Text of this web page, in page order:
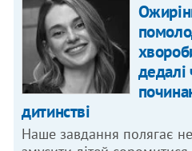
дедалі
дитинстві
Наше завдання полягає